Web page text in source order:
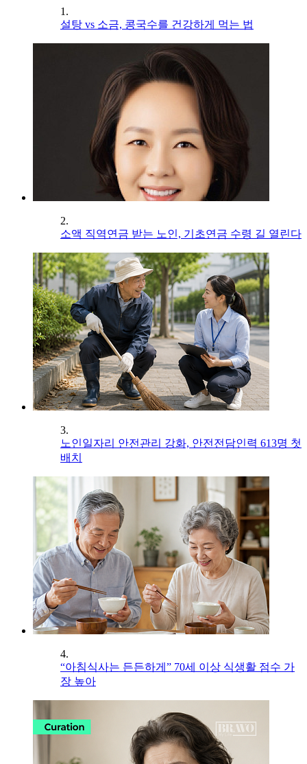
1.
설탕 vs 소금, 콩국수를 건강하게 먹는 법
2.
소액 직역연금 받는 노인, 기초연금 수령 길 열린다
3.
노인일자리 안전관리 강화, 안전전담인력 613명 첫
배치
4.
“아침식사는 든든하게” 70세 이상 식생활 점수 가
장 높아